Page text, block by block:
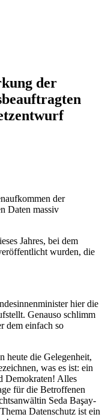
der
der
Daten massiv
Jahres, bei dem
wurden, die
hier die
Genauso schlimm
dem einfach so
heute die Gelegenheit,
was es ist: ein
Demokraten! Alles
für die Betroffenen
Seda Başay-
Datenschutz ist ein